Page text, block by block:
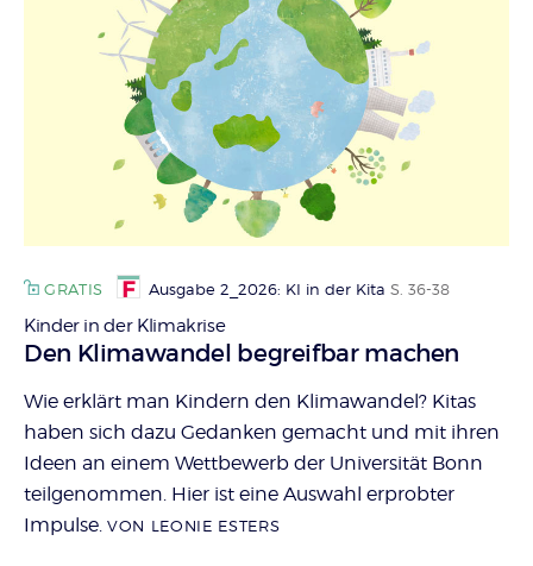
GRATIS Ausgabe 2_2026: KI in der Kita S. 36-38
Kinder in der Klimakrise
:
Den Klimawandel begreifbar machen
Wie erklärt man Kindern den Klimawandel? Kitas
haben sich dazu Gedanken gemacht und mit ihren
Ideen an einem Wettbewerb der Universität Bonn
teilgenommen. Hier ist eine Auswahl erprobter
Impulse. VON LEONIE ESTERS